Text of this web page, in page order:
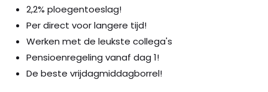
2,2% ploegentoeslag!
Per direct voor langere tijd!
Werken met de leukste collega's
Pensioenregeling vanaf dag 1!
De beste vrijdagmiddagborrel!